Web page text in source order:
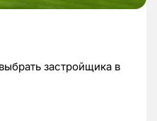
застройщика в